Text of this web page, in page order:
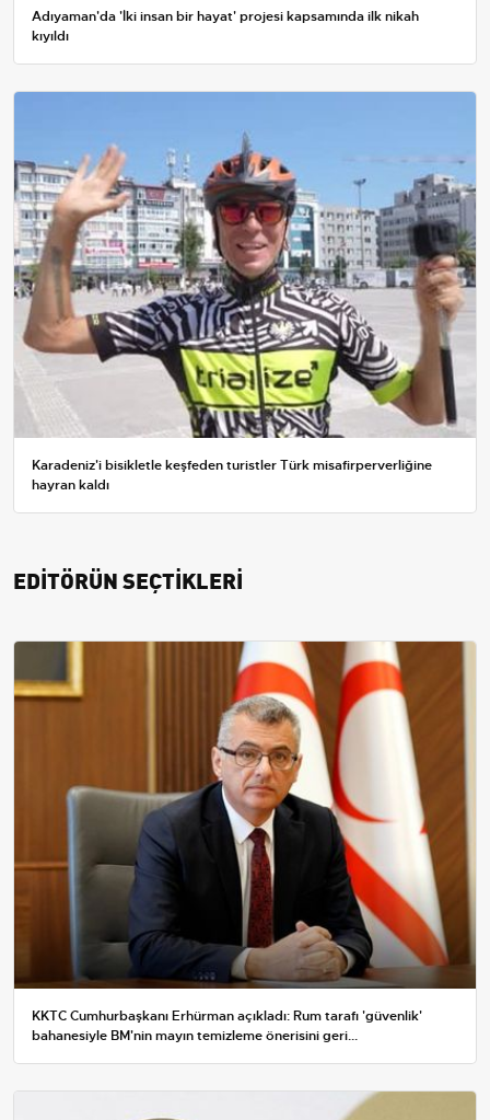
Adıyaman'da 'İki insan bir hayat' projesi kapsamında ilk nikah
kıyıldı
Karadeniz'i bisikletle keşfeden turistler Türk misafirperverliğine
hayran kaldı
EDİTÖRÜN SEÇTİKLERİ
KKTC Cumhurbaşkanı Erhürman açıkladı: Rum tarafı 'güvenlik'
bahanesiyle BM'nin mayın temizleme önerisini geri...